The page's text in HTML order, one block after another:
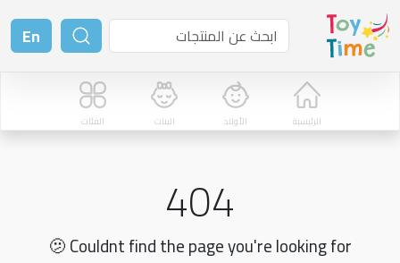
En
الرئيسية الأولاد البنات الفئات
404
🫤 Couldnt find the page you're looking for